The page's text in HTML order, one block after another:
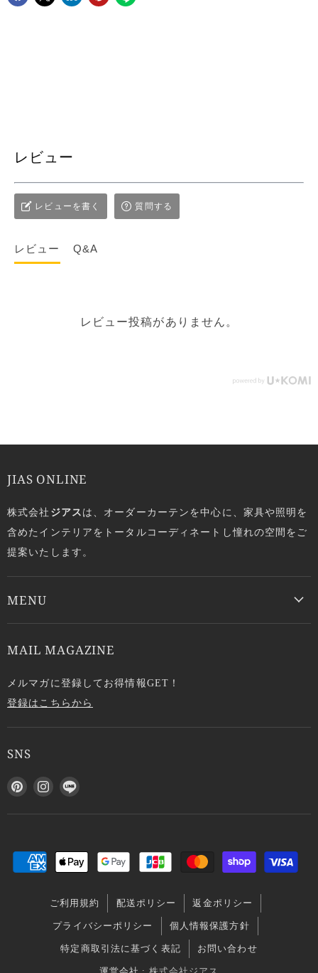
レビュー
レビューを書く 質問する
レビュー Q&A
レビュー投稿がありません。
JIAS ONLINE
株式会社 ジアスは、オーダーカーテンを中心に、家具や照明を
含めたインテリアをトータルコーディネートし憧れの空間をご
提案いたします。
MENU
MAIL MAGAZINE
メルマガに登録してお得情報GET！
登録はこちらから
SNS
P
n
r
I
s
m
で
つ
L
N
見
て
く
さ
ご利用規約 配送ポリシー 返金ポリシー
プライバシーポリシー 個人情報保護方針
特定商取引法に基づく表記 お問い合わせ